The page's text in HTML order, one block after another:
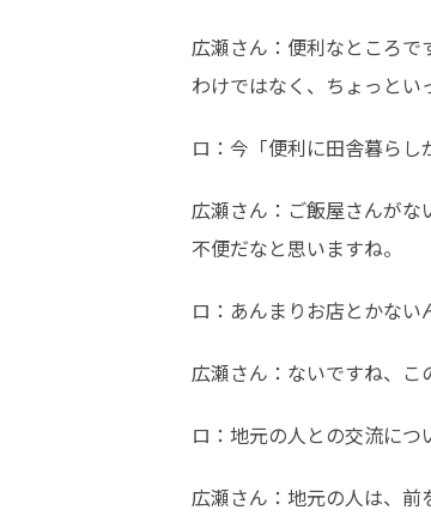
広瀬さん：便利なところで
わけではなく、ちょっとい
ロ：今「便利に田舎暮ら
広瀬さん：ご飯屋さんがな
不便だなと思いますね。
ロ：あんまりお店とかない
広瀬さん：ないですね、こ
ロ：地元の人との交流につ
広瀬さん：地元の人は、前